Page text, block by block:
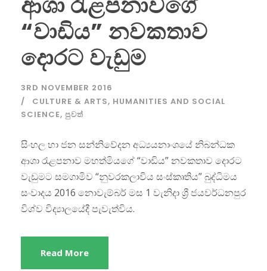
“වාඩිය” නවකතාව
දොරට වැඩුම
3RD NOVEMBER 2016
CULTURE & ARTS, HUMANITIES AND SOCIAL
SCIENCE, පුවත්
සිංහල හා ජන සන්නිවේදන අධ්‍යයනාංශයේ නිබන්ධක
ආශා රැළපනාව මහත්මියගේ “වාඩිය” නවකතාව දොරට
වැඩුමට සමගාමිව “නුවරකලාවිය සංස්කෘතිය” බුද්ධිමය
සංවාදය 2016 නොවැම්බර් මස 1 වැනිදා ශ්‍රී ජයවර්ධනපුර
විශ්ව විද්‍යාලයේදී පැවැත්විය.
Read More